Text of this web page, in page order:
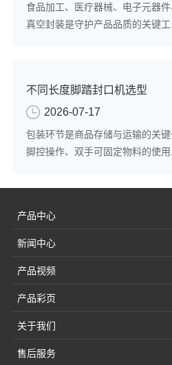
食品加工、医疗器械、电子元器件
真空封装是守护产品品质的关键工
不同长度脚踏封口机选型
2026-07-17
包装环节是商品存储与运输的关
脚控操作、双手可固定物料的使用
产品中心
新闻中心
产品视频
产品彩页
关于我们
售后服务